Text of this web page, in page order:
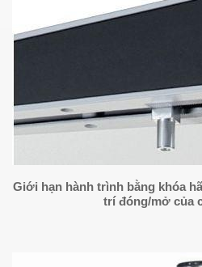
Giới hạn hành trình bằng khóa
trí đóng/mở của